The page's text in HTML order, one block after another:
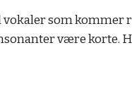
vokaler som kommer
være korte.